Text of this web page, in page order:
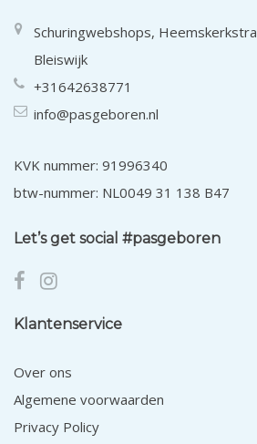
Schuringwebshops,
Bleiswijk
+31642638771
info@pasgeboren.nl
KVK nummer: 91996340
btw-nummer: NL0049 31 138 B47
Let’s get social #pasgeboren
Klantenservice
Over ons
Algemene voorwaarden
Privacy Policy